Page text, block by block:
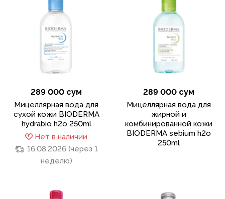
289 000 сум
Мицеллярная вода для
сухой кожи BIODERMA
hydrabio h2o 250ml
Нет в наличии
16.08.2026 (через 1
неделю)
289 000 сум
Мицеллярная вода для
жирной и
комбинированной кожи
BIODERMA sebium h2o
250ml